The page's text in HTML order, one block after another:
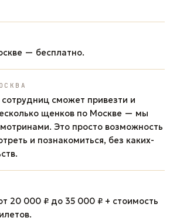
— бесплатно.
сможет привезти и
щенков по Москве — мы
Это просто возможность
и познакомиться, без каких-
20 000 ₽ до 35 000 ₽ + стоимость